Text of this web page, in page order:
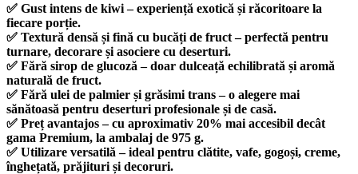
✅ Gust intens de kiwi– experiență exotică și răcoritoare la
fiecare porție.
✅ Textură densă și fină cu bucăți de fruct– perfectă pentru
turnare, decorare și asociere cu deserturi.
✅ Fără sirop de glucoză – doar dulceață echilibrată și aromă
naturală de fruct.
✅ Fără ulei de palmier și grăsimi trans– o alegere mai
sănătoasă pentru deserturi profesionale și de casă.
✅ Preț avantajos– cu aproximativ 20% mai accesibil decât
gama Premium, la ambalaj de 975 g.
✅ Utilizare versatilă – ideal pentru clătite, vafe, gogoși, creme,
înghețată, prăjituri și decoruri.